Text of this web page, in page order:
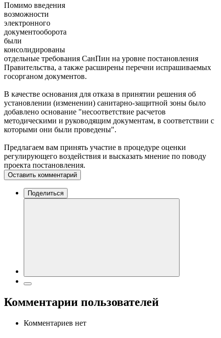
Помимо введения
возможности
электронного
документооборота
были
консолидированы
отдельные требования СанПин на уровне постановления
Правительства, а также расширены перечни испрашиваемых
госорганом документов.
В качестве основания для отказа в принятии решения об
установлении (изменении) санитарно-защитной зоны было
добавлено основание "несоответствие расчетов
методическими и руководящим документам, в соответствии с
которыми они были проведены".
Предлагаем вам принять участие в процедуре оценки
регулирующего воздействия и высказать мнение по поводу
проекта постановления.
Оставить комментарий
Поделиться
Комментарии пользователей
Комментариев нет